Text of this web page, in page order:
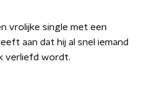
vrolijke single met een
aan dat hij al snel iemand
verliefd wordt.